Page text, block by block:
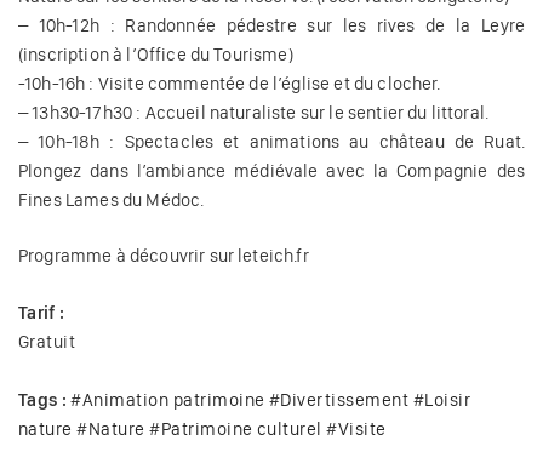
– 10h-12h : Randonnée pédestre sur les rives de la Leyre
(inscription à l’Office du Tourisme)
-10h-16h : Visite commentée de l’église et du clocher.
– 13h30-17h30 : Accueil naturaliste sur le sentier du littoral.
– 10h-18h : Spectacles et animations au château de Ruat.
Plongez dans l’ambiance médiévale avec la Compagnie des
Fines Lames du Médoc.
Programme à découvrir sur leteich.fr
Tarif :
Gratuit
Tags : #Animation patrimoine #Divertissement #Loisir
nature #Nature #Patrimoine culturel #Visite